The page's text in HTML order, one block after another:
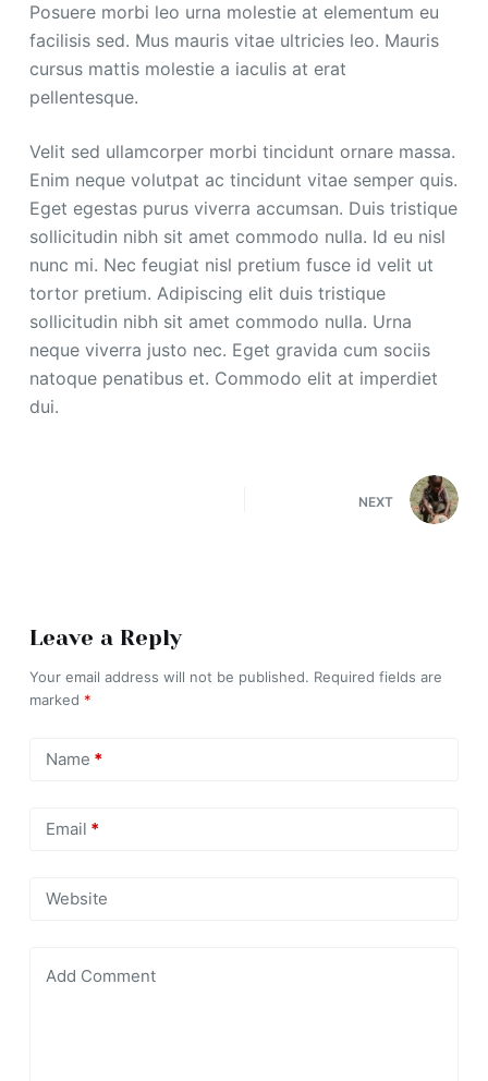
Posuere morbi leo urna molestie at elementum eu
facilisis sed. Mus mauris vitae ultricies leo. Mauris
cursus mattis molestie a iaculis at erat
pellentesque.
Velit sed ullamcorper morbi tincidunt ornare massa.
Enim neque volutpat ac tincidunt vitae semper quis.
Eget egestas purus viverra accumsan. Duis tristique
sollicitudin nibh sit amet commodo nulla. Id eu nisl
nunc mi. Nec feugiat nisl pretium fusce id velit ut
tortor pretium. Adipiscing elit duis tristique
sollicitudin nibh sit amet commodo nulla. Urna
neque viverra justo nec. Eget gravida cum sociis
natoque penatibus et. Commodo elit at imperdiet
dui.
NEXT
Leave a Reply
Your email address will not be published. Required fields are
marked *
Name *
Email *
Website
Add Comment